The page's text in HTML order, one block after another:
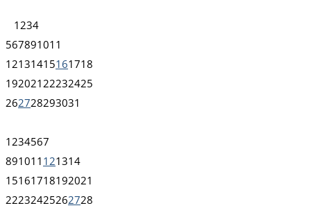
1 234
567891011
12131415161718
192021 22232425
262728293031
1 234567
891011 121314
15161718192021
22232425262728